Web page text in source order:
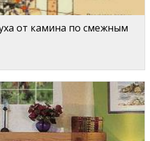
от камина по смежным